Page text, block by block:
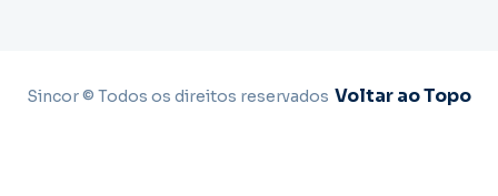
Sincor © Todos os direitos reservados Voltar ao Topo